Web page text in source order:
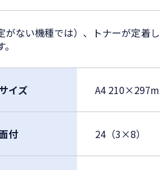
ない機種では）、トナーが定着し
サイズ A4
付 24（3×8）